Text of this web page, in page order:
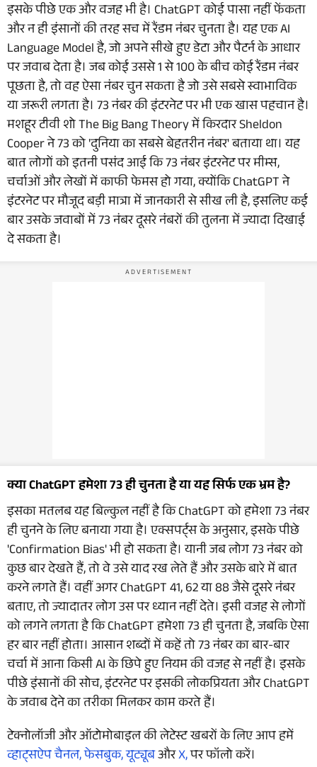
इसके पीछे एक और वजह भी है। ChatGPT कोई पासा नहीं फेंकता
और न ही इंसानों की तरह सच में रैंडम नंबर चुनता है। यह एक AI
Language Model है, जो अपने सीखे हुए डेटा और पैटर्न के आधार
पर जवाब देता है। जब कोई उससे 1 से 100 के बीच कोई रैंडम नंबर
पूछता है, तो वह ऐसा नंबर चुन सकता है जो उसे सबसे स्वाभाविक
या जरूरी लगता है। 73 नंबर की इंटरनेट पर भी एक खास पहचान है।
मशहूर टीवी शो The Big Bang Theory में किरदार Sheldon
Cooper ने 73 को 'दुनिया का सबसे बेहतरीन नंबर' बताया था। यह
बात लोगों को इतनी पसंद आई कि 73 नंबर इंटरनेट पर मीम्स,
चर्चाओं और लेखों में काफी फेमस हो गया, क्योंकि ChatGPT ने
इंटरनेट पर मौजूद बड़ी मात्रा में जानकारी से सीख ली है, इसलिए कई
बार उसके जवाबों में 73 नंबर दूसरे नंबरों की तुलना में ज्यादा दिखाई
दे सकता है।
क्या ChatGPT हमेशा 73 ही चुनता है या यह सिर्फ एक भ्रम है?
इसका मतलब यह बिल्कुल नहीं है कि ChatGPT को हमेशा 73 नंबर
ही चुनने के लिए बनाया गया है। एक्सपर्ट्स के अनुसार, इसके पीछे
'Confirmation Bias' भी हो सकता है। यानी जब लोग 73 नंबर को
कुछ बार देखते हैं, तो वे उसे याद रख लेते हैं और उसके बारे में बात
करने लगते हैं। वहीं अगर ChatGPT 41, 62 या 88 जैसे दूसरे नंबर
बताए, तो ज्यादातर लोग उस पर ध्यान नहीं देते। इसी वजह से लोगों
को लगने लगता है कि ChatGPT हमेशा 73 ही चुनता है, जबकि ऐसा
हर बार नहीं होता। आसान शब्दों में कहें तो 73 नंबर का बार-बार
चर्चा में आना किसी AI के छिपे हुए नियम की वजह से नहीं है। इसके
पीछे इंसानों की सोच, इंटरनेट पर इसकी लोकप्रियता और ChatGPT
के जवाब देने का तरीका मिलकर काम करते हैं।
टेक्नोलॉजी और ऑटोमोबाइल की लेटेस्ट खबरों के लिए आप हमें
व्हाट्सऐप चैनल,फेसबुक,यूट्यूबऔरX,पर फॉलो करें।